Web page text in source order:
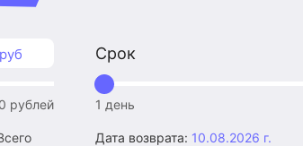
руб
рублей
Срок
1 день
Дата возврата: 10.08.2026 г.